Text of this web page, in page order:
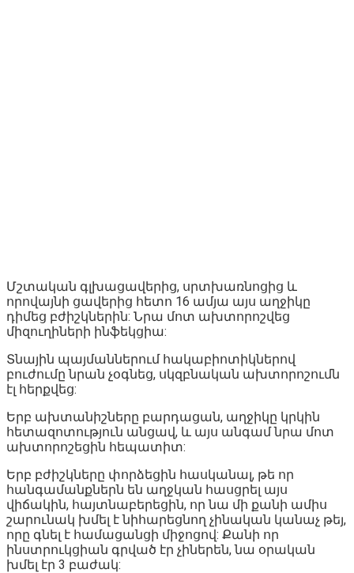
Մշտական գլխացավերից, սրտխառնոցից և
որովայնի ցավերից հետո 16 ամյա այս աղջիկը
դիմեց բժիշկներին: Նրա մոտ ախտորոշվեց
միզուղիների ինֆեկցիա:
Տնային պայմաններում հակաբիոտիկներով
բուժումը նրան չօգնեց, սկզբնական ախտորոշումն
էլ հերքվեց:
Երբ ախտանիշները բարդացան, աղջիկը կրկին
հետազոտություն անցավ, և այս անգամ նրա մոտ
ախտորոշեցին հեպատիտ:
Երբ բժիշկները փորձեցին հասկանալ, թե որ
հանգամանքներն են աղջկան հասցրել այս
վիճակին, հայտնաբերեցին, որ նա մի քանի ամիս
շարունակ խմել է նիհարեցնող չինական կանաչ թեյ,
որը գնել է համացանցի միջոցով: Քանի որ
ինստրուկցիան գրված էր չիներեն, նա օրական
խմել էր 3 բաժակ: